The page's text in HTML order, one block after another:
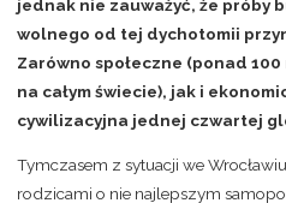
jednak nie zauważyć, że próby
wolnego od tej dychotomii
Zarówno społeczne (ponad
na całym świecie), jak i
cywilizacyjna jednej czwartej
Tymczasem z sytuacji we
rodzicami o nie najlepszym